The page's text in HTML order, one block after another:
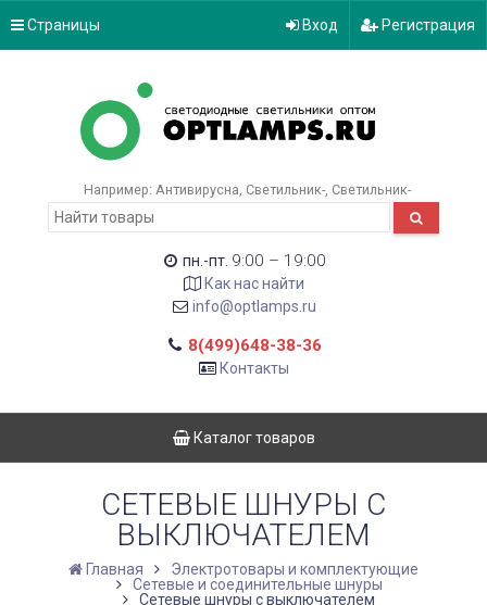
Страницы Вход Регистрация
Например: Антивирусна Светильник- Светильник-
пн.-пт. 9:00 – 19:00
Как нас найти
info@optlamps.ru
8(499)648-38-36
Контакты
Каталог товаров
СЕТЕВЫЕ ШНУРЫ С
ВЫКЛЮЧАТЕЛЕМ
Главная
Электротовары и комплектующие
Сетевые и соединительные шнуры
Сетевые шнуры с выключателем